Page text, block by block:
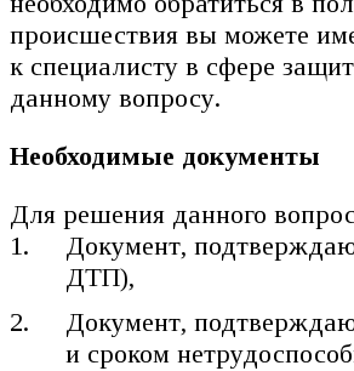
происшествия вы можете
к специалисту в сфере
данному вопросу.
Необходимые документы
Для решения данного
Документ,
ДТП),
Документ,
и сроком